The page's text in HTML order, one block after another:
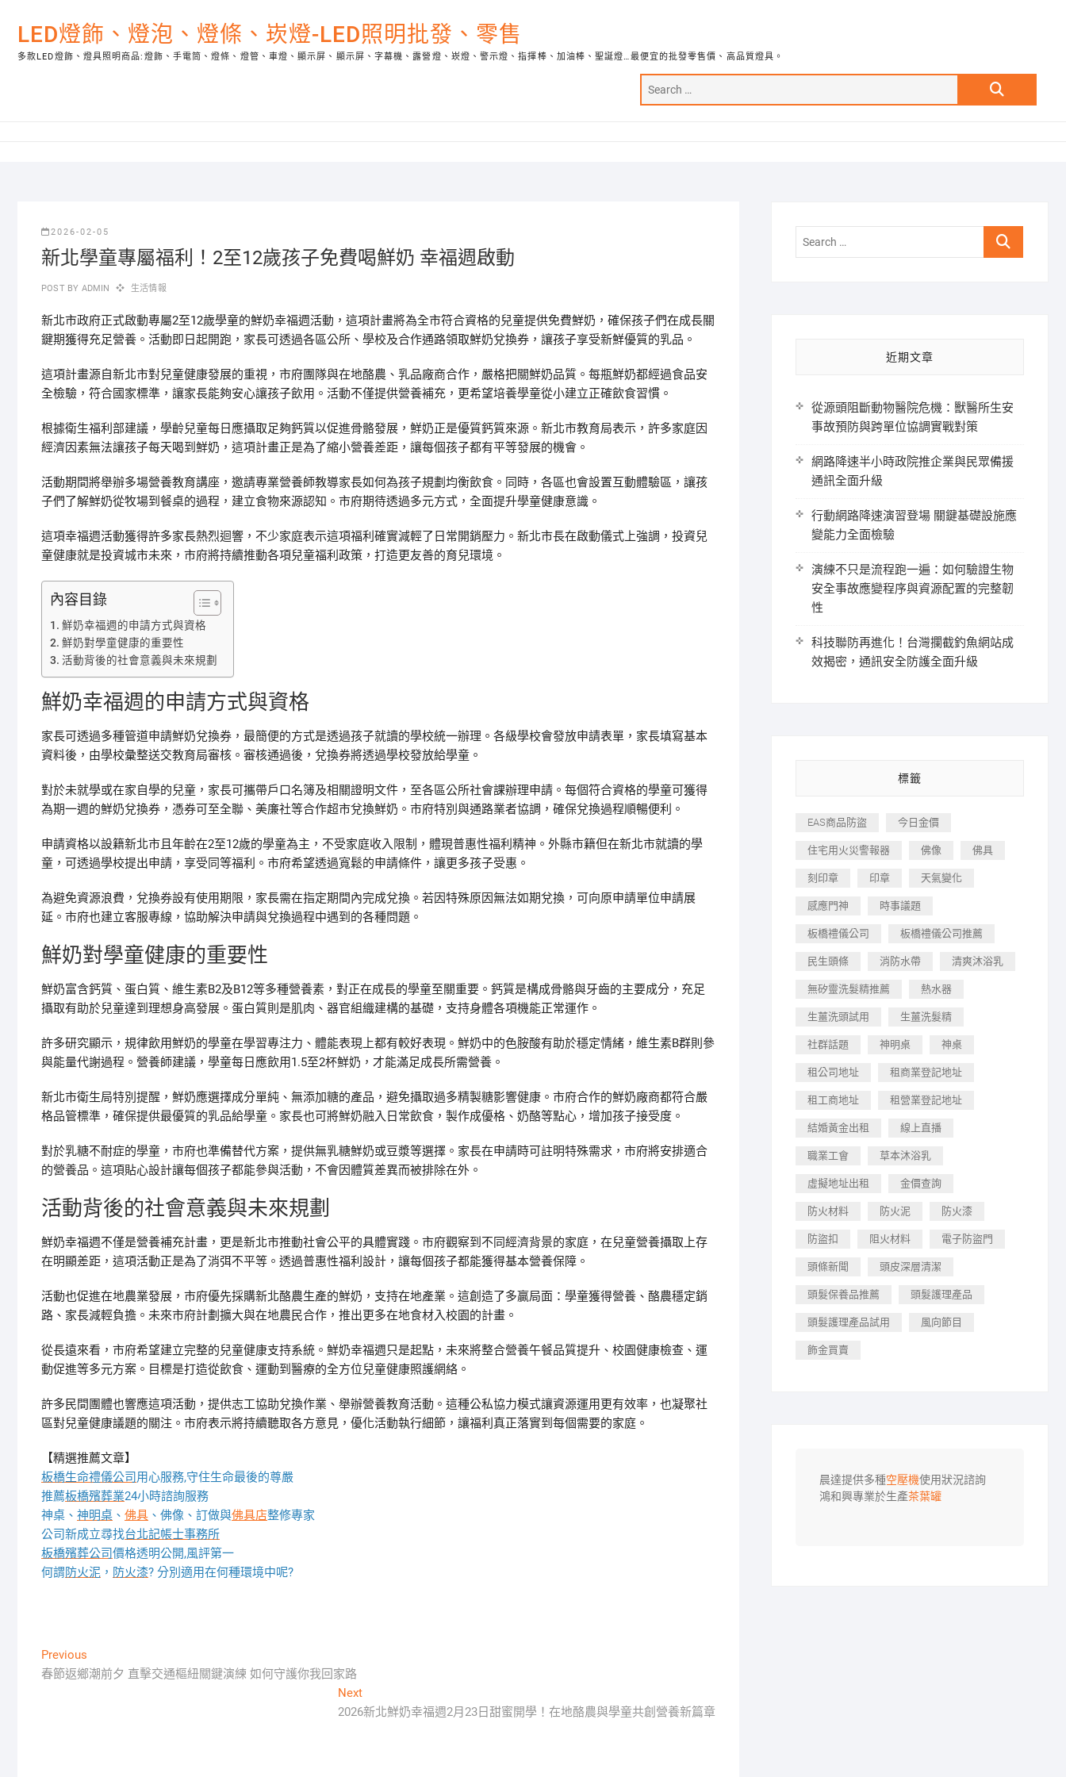
contentLED燈飾、燈泡、燈條、崁燈-LED照明批發、零售
多款LED燈飾、燈具照明商品:燈飾、手電筒、燈條、燈管、車燈、顯示屏、顯示屏、字幕機、露營燈、崁燈、警示燈、指揮棒、加油棒、聖誕燈…最便宜的批發零售價、高品質燈具。
Search
2026-02-05
新北學童專屬福利！2至12歲孩子免費喝鮮奶 幸福週啟動
POST BY ADMIN 生活情報
新北市政府正式啟動專屬2至12歲學童的鮮奶幸福週活動，這項計畫將為全市符合資格的兒童提供免費鮮奶，確保孩子們在成長關
鍵期獲得充足營養。活動即日起開跑，家長可透過各區公所、學校及合作通路領取鮮奶兌換券，讓孩子享受新鮮優質的乳品。
這項計畫源自新北市對兒童健康發展的重視，市府團隊與在地酪農、乳品廠商合作，嚴格把關鮮奶品質。每瓶鮮奶都經過食品安
全檢驗，符合國家標準，讓家長能夠安心讓孩子飲用。活動不僅提供營養補充，更希望培養學童從小建立正確飲食習慣。
根據衛生福利部建議，學齡兒童每日應攝取足夠鈣質以促進骨骼發展，鮮奶正是優質鈣質來源。新北市教育局表示，許多家庭因
經濟因素無法讓孩子每天喝到鮮奶，這項計畫正是為了縮小營養差距，讓每個孩子都有平等發展的機會。
活動期間將舉辦多場營養教育講座，邀請專業營養師教導家長如何為孩子規劃均衡飲食。同時，各區也會設置互動體驗區，讓孩
子們了解鮮奶從牧場到餐桌的過程，建立食物來源認知。市府期待透過多元方式，全面提升學童健康意識。
這項幸福週活動獲得許多家長熱烈迴響，不少家庭表示這項福利確實減輕了日常開銷壓力。新北市長在啟動儀式上強調，投資兒
童健康就是投資城市未來，市府將持續推動各項兒童福利政策，打造更友善的育兒環境。
內容目錄
鮮奶幸福週的申請方式與資格
鮮奶對學童健康的重要性
活動背後的社會意義與未來規劃
鮮奶幸福週的申請方式與資格
家長可透過多種管道申請鮮奶兌換券，最簡便的方式是透過孩子就讀的學校統一辦理。各級學校會發放申請表單，家長填寫基本
資料後，由學校彙整送交教育局審核。審核通過後，兌換券將透過學校發放給學童。
對於未就學或在家自學的兒童，家長可攜帶戶口名簿及相關證明文件，至各區公所社會課辦理申請。每個符合資格的學童可獲得
為期一週的鮮奶兌換券，憑券可至全聯、美廉社等合作超市兌換鮮奶。市府特別與通路業者協調，確保兌換過程順暢便利。
申請資格以設籍新北市且年齡在2至12歲的學童為主，不受家庭收入限制，體現普惠性福利精神。外縣市籍但在新北市就讀的學
童，可透過學校提出申請，享受同等福利。市府希望透過寬鬆的申請條件，讓更多孩子受惠。
為避免資源浪費，兌換券設有使用期限，家長需在指定期間內完成兌換。若因特殊原因無法如期兌換，可向原申請單位申請展
延。市府也建立客服專線，協助解決申請與兌換過程中遇到的各種問題。
鮮奶對學童健康的重要性
鮮奶富含鈣質、蛋白質、維生素B2及B12等多種營養素，對正在成長的學童至關重要。鈣質是構成骨骼與牙齒的主要成分，充足
攝取有助於兒童達到理想身高發展。蛋白質則是肌肉、器官組織建構的基礎，支持身體各項機能正常運作。
許多研究顯示，規律飲用鮮奶的學童在學習專注力、體能表現上都有較好表現。鮮奶中的色胺酸有助於穩定情緒，維生素B群則參
與能量代謝過程。營養師建議，學童每日應飲用1.5至2杯鮮奶，才能滿足成長所需營養。
新北市衛生局特別提醒，鮮奶應選擇成分單純、無添加糖的產品，避免攝取過多精製糖影響健康。市府合作的鮮奶廠商都符合嚴
格品管標準，確保提供最優質的乳品給學童。家長也可將鮮奶融入日常飲食，製作成優格、奶酪等點心，增加孩子接受度。
對於乳糖不耐症的學童，市府也準備替代方案，提供無乳糖鮮奶或豆漿等選擇。家長在申請時可註明特殊需求，市府將安排適合
的營養品。這項貼心設計讓每個孩子都能參與活動，不會因體質差異而被排除在外。
活動背後的社會意義與未來規劃
鮮奶幸福週不僅是營養補充計畫，更是新北市推動社會公平的具體實踐。市府觀察到不同經濟背景的家庭，在兒童營養攝取上存
在明顯差距，這項活動正是為了消弭不平等。透過普惠性福利設計，讓每個孩子都能獲得基本營養保障。
活動也促進在地農業發展，市府優先採購新北酪農生產的鮮奶，支持在地產業。這創造了多贏局面：學童獲得營養、酪農穩定銷
路、家長減輕負擔。未來市府計劃擴大與在地農民合作，推出更多在地食材入校園的計畫。
從長遠來看，市府希望建立完整的兒童健康支持系統。鮮奶幸福週只是起點，未來將整合營養午餐品質提升、校園健康檢查、運
動促進等多元方案。目標是打造從飲食、運動到醫療的全方位兒童健康照護網絡。
許多民間團體也響應這項活動，提供志工協助兌換作業、舉辦營養教育活動。這種公私協力模式讓資源運用更有效率，也凝聚社
區對兒童健康議題的關注。市府表示將持續聽取各方意見，優化活動執行細節，讓福利真正落實到每個需要的家庭。
【精選推薦文章】
板橋生命禮儀公司用心服務,守住生命最後的尊嚴
推薦板橋殯葬業24小時諮詢服務
神桌、 神明桌 、 佛具 、佛像、訂做與佛具店整修專家
公司新成立尋找台北記帳士事務所
板橋殯葬公司價格透明公開,風評第一
何謂防火泥 ， 防火漆? 分別適用在何種環境中呢?
文
章
Previous
post:
春節返鄉潮前夕 直擊交通樞紐關鍵演練 如何守護你我回家路
NextNext
post:
2026新北鮮奶幸福週2月23日甜蜜開學！在地酪農與學童共創營養新篇章
Search
近期文章
從源頭阻斷動物醫院危機：獸醫所生安
事故預防與跨單位協調實戰對策
網路降速半小時政院推企業與民眾備援
通訊全面升級
行動網路降速演習登場 關鍵基礎設施應
變能力全面檢驗
演練不只是流程跑一遍：如何驗證生物
安全事故應變程序與資源配置的完整韌
性
科技聯防再進化！台灣攔截釣魚網站成
效揭密，通訊安全防護全面升級
標籤
EAS商品防盜 今日金價
住宅用火災警報器 佛像 佛具
刻印章 印章 天氣變化
感應門神 時事議題
板橋禮儀公司 板橋禮儀公司推薦
民生頭條 消防水帶 清爽沐浴乳
無矽靈洗髮精推薦 熱水器
生薑洗頭試用 生薑洗髮精
社群話題 神明桌 神桌
租公司地址 租商業登記地址
租工商地址 租營業登記地址
結婚黃金出租 線上直播
職業工會 草本沐浴乳
虛擬地址出租 金價查詢
防火材料 防火泥 防火漆
防盜扣 阻火材料 電子防盜門
頭條新聞 頭皮深層清潔
頭髮保養品推薦 頭髮護理產品
頭髮護理產品試用 風向節目
飾金買賣
晨達提供多種空壓機使用狀況諮詢
鴻和興專業於生產茶葉罐